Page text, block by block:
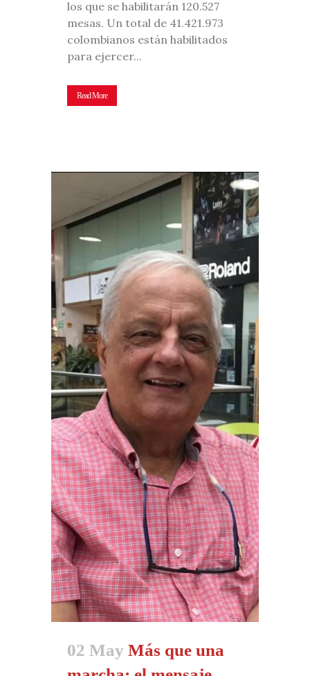
los que se habilitarán 120.527
mesas. Un total de 41.421.973
colombianos están habilitados
para ejercer...
Read More
02 May Más que una